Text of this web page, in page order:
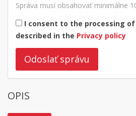
Správa musí obsahovať minimálne
I consent to the processing
described in the Privacy policy
Odoslať správu
OPIS